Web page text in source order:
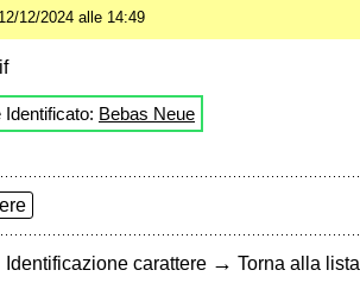
12/12/2024 alle 14:49
Identificato: Bebas Neue
Identificazione carattere → Torna alla lista